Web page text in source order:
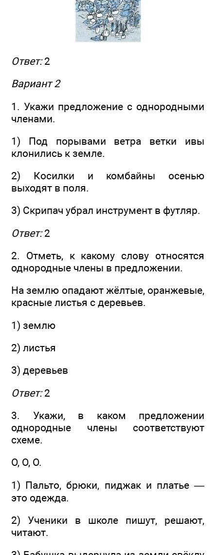
Ответ:2
Вариант 2
1. Укажи предложение с однородными
членами.
1) Под порывами ветра ветки ивы
клонились к земле.
2) Косилки и комбайны осенью
выходят в поля.
3) Скрипач убрал инструмент в футляр.
Ответ:2
2. Отметь, к какому слову относятся
однородные члены в предложении.
На землю опадают жёлтые, оранжевые,
красные листья с деревьев.
1) землю
2) листья
3) деревьев
Ответ:2
3. Укажи, в каком предложении
однородные члены соответствуют
схеме.
О, О, О.
1) Пальто, брюки, пиджак и платье —
это одежда.
2) Ученики в школе пишут, решают,
читают.